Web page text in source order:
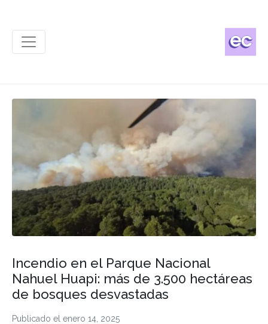
Publicado el enero 14, 2025
Incendio en el Parque Nacional
Nahuel Huapi: más de 3.500 hectáreas
de bosques desvastadas